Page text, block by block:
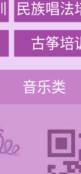
民族唱法
古筝培
音乐类